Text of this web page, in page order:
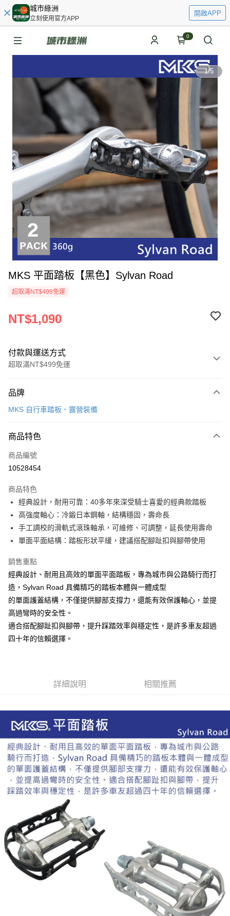
城市綠洲
立刻使用官方APP
開啟APP
0
1/5
MKS 平面踏板【黑色】Sylvan Road
超取滿NT$499免運
NT$1,090
付款與運送方式
超取滿NT$499免運
信用卡一次付款
LINE Pay
Apple Pay
悠遊付
Google Pay
全盈+PAY
相關說明
【大哥付你分期使用說明】
1.本服務由台灣大哥大提供，台灣大哥大用戶可立即使用無須另外申請。
2.付款方式選擇「大哥付你分期」，訂單成立後會自動跳轉到大哥付的交易
流程，驗證手機門號後，選擇欲分期的期數、繳款截止日，確認付款後即完
成交易。
3.實際核准額度、可分期數及費用金額請依後續交易確認頁面所載為準。
4.訂單成立30分鐘內，如未前往確認交易或遇審核未通過，訂單將自動取
消。如遇「轉專審核」未通過狀況，表示未達大哥付你分期系統評分，恕無
2.透過簡訊連結打開帳單後，可選擇「超商條碼／台灣大直營門市／銀行轉
1.本服務係由「台灣大哥大股份有限公司」（以下簡稱本公司）所提供，讓
用戶於交易時，得透過本服務購買商品或服務，並由商店將買賣／分期付款
買賣價金債權讓與本公司後，依約使用本公司帳單繳交帳款。
2.基於同意付款使用「大哥付你分期」之契約關係目的，商店將以您的個人
資料（包含姓名、電話或地址）提供予台灣大哥大進項蒐集、處理及利用，
由本公司與您本人進行分期帳單所需資料之確認、核對及更正。
3.完整用戶服務條款，請詳閱以下連結：https://oppay.tw/userRule
AFTEE先享後付
相關說明
AFTEE先享後付是「在收到商品之後才付款」的支付方式。 讓您購物簡單
便利好安心！
１．簡單：不需註冊會員、不需綁卡、不需儲值。
２．便利：只要手機號碼，簡訊認證，即可結帳。
１．於結帳方式選擇「AFTEE先享後付」後，將跳轉至「AFTEE先享後付」
結帳頁面，進行簡訊認證並確認金額後，即可完成結帳。
ATM／網路銀行／等多元方式進行付款，方視為交易完成。
※ 請注意：結帳手續完成當下不需立刻繳費，但若您需要取消訂單，請聯絡
購買商品的店家。未經商家同意取消之訂單仍視為有效，需透過AFTEE先享
後付繳納相關費用。
※ 交易是否成功請以「AFTEE先享後付 」之結帳頁面顯示為準，若有關於
是否繳費成功／繳費後需取消欲退款等相關疑問，請聯繫「AFTEE先享後付
客戶支援中心」https://netprotections.freshdesk.com/support/home
【注意事項】
１．透過由恩沛科技股份有限公司提供之「AFTEE先享後付」服務完成之交
易，需依本服務之必要範圍內提供個人資料，並將交易相關給付款項請求債
權轉讓予恩沛科技股份有限公司。
２．關於個人資料處理事宜，請瀏覽以下網址：
https://aftee.tw/terms/#terms3
３．未成年的使用者請事先徵得法定代理人或監護人之同意方可使用
「AFTEE先享後付」，若未經同意申辦者引起之損失，本公司不負相關責
任。
４．使用「AFTEE先享後付」時，將依據個別帳號之用戶狀況，依本公司即
時審查核予不同之上限額度；若仍有額度不足之情形，本公司將視審查結果
５．嚴禁一人註冊多個帳號或使用他人資訊註冊。若發現惡意使用之情形，
恩沛科技股份有限公司將有權停止該用戶之使用額度並採取法律行動。
ATM付款
貨到付款
每筆NT$60，滿NT$499(含以上)免運費
每筆NT$60，滿NT$799(含以上)免運費
宅配
每筆NT$100，滿NT$799(含以上)免運費
付款後門市自取
免運費
每筆NT$130，滿NT$3,000(含以上)免運費
品牌
MKS 自行車踏板、露營裝備
商品特色
商品編號
10528454
商品特色
經典設計，耐用可靠：40多年來深受騎士喜愛的經典款踏板
高強度軸心：冷鍛日本鋼軸，結構穩固，壽命長
手工調校的滑軌式滾珠軸承，可維修、可調整，延長使用壽命
單面平面結構：踏板形狀平緩，建議搭配腳趾扣與腳帶使用
銷售重點
經典設計、耐用且高效的單面平面踏板，專為城市與公路騎行而打
造，Sylvan Road 具備精巧的踏板本體與一體成型
的單面護蓋結構，不僅提供腳部支撐力，還能有效保護軸心，並提
高過彎時的安全性。
適合搭配腳趾扣與腳帶，提升踩踏效率與穩定性，是許多車友超過
四十年的信賴選擇。
詳細說明 相關推薦